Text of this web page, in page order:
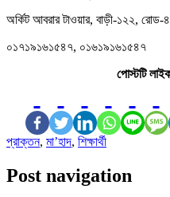
অর্কিট আবরার টাওয়ার, বাড়ী-১২২, রোড-
০১৭১৯১৬১৫৪৭, ০১৬১৯১৬১৫৪৭
পোস্টটি
প্রাক্তন, মা’হাদ, শিক্ষার্থী
Post navigation